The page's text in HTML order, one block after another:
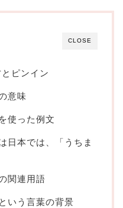
CLOSE
ピンイン
意味
使った例文
日本では、「うちま
関連用語
いう言葉の背景